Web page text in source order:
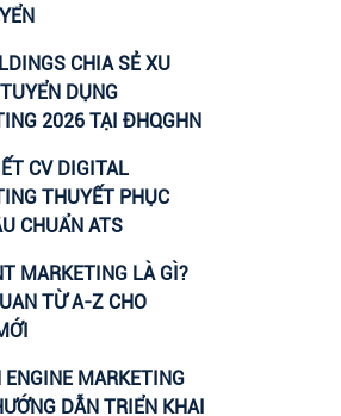
DỤC (THU
NHÓM KINH
SINH
TIẾNG ANH ĐẦU
ANH TRẺ EM
CHIA SẺ XU
DỤNG
2026 TẠI ĐHQGHN
CV DIGITAL
THUYẾT PHỤC
CHUẨN ATS
MARKETING LÀ GÌ?
TỪ A-Z CHO
ENGINE MARKETING
DẪN TRIỂN KHAI